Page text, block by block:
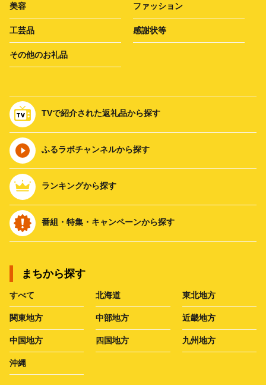
美容 ファッション
工芸品 感謝状等
その他のお礼品
TVで紹介された返礼品から探す
ふるラボチャンネルから探す
ランキングから探す
番組・特集・キャンペーンから探す
まちから探す
すべて 北海道 東北地方
関東地方 中部地方 近畿地方
中国地方 四国地方 九州地方
沖縄